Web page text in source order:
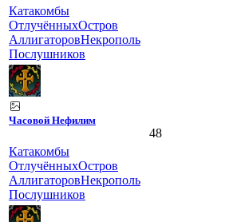
Катакомбы
ОтлучённыхОстров
АллигаторовНекрополь
Послушников
Часовой Нефилим
Катакомбы
ОтлучённыхОстров
АллигаторовНекрополь
Послушников
48